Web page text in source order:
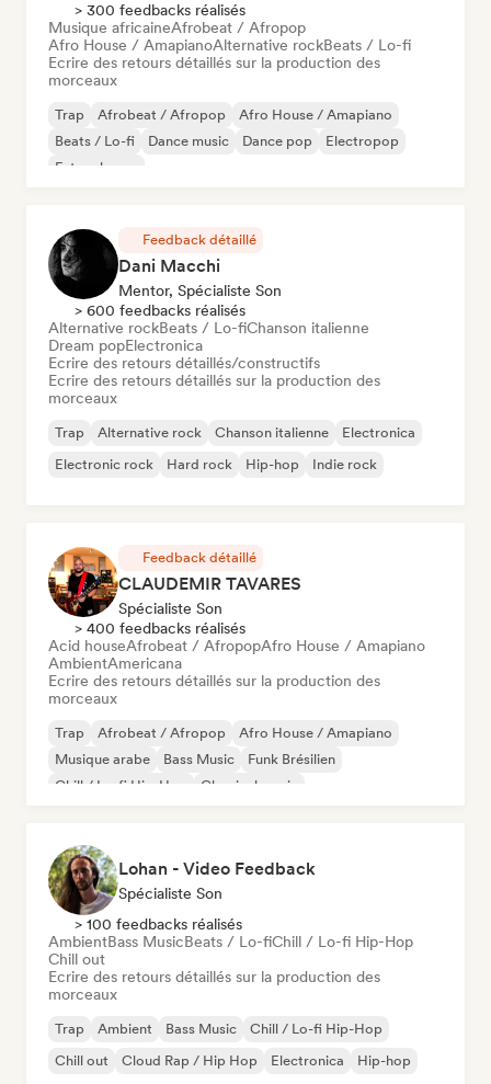
> 300 feedbacks réalisés
Musique africaineAfrobeat / Afropop
Afro House / AmapianoAlternative rockBeats / Lo-fi
Ecrire des retours détaillés sur la production des
morceaux
Trap Afrobeat / Afropop
Afro House / Amapiano
Beats / Lo-fi
Dance music Dance pop
Electropop
Future house
Feedback détaillé
Dani Macchi
Mentor, Spécialiste Son
> 600 feedbacks réalisés
Alternative rockBeats / Lo-fiChanson italienne
Dream popElectronica
Ecrire des retours détaillés/constructifs
Ecrire des retours détaillés sur la production des
morceaux
Trap Alternative rock Chanson italienne
Electronica
Electronic rock
Hard rock Hip-hop Indie rock
Feedback détaillé
CLAUDEMIR TAVARES
Spécialiste Son
> 400 feedbacks réalisés
Acid houseAfrobeat / AfropopAfro House / Amapiano
AmbientAmericana
Ecrire des retours détaillés sur la production des
morceaux
Trap Afrobeat / Afropop
Afro House / Amapiano
Musique arabe
Bass Music
Funk Brésilien
Chill / Lo-fi Hip-Hop
Classical music
Lohan - Video Feedback
Spécialiste Son
> 100 feedbacks réalisés
AmbientBass MusicBeats / Lo-fiChill / Lo-fi Hip-Hop
Chill out
Ecrire des retours détaillés sur la production des
morceaux
Trap Ambient Bass Music
Chill / Lo-fi Hip-Hop
Chill out
Cloud Rap / Hip Hop Electronica Hip-hop